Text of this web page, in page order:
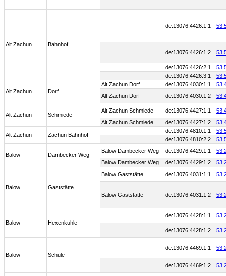
Alt Zachun Bahnhof
de:13076:4426:1:1
de:13076:4426:1:2
de:13076:4426:2:1
de:13076:4426:3:1
Alt Zachun Dorf
Alt Zachun Dorf de:13076:4030:1:1
Alt Zachun Dorf
de:13076:4030:1:2
Alt Zachun Schmiede
Alt Zachun Schmiede de:13076:4427:1:1
Alt Zachun Schmiede
de:13076:4427:1:2
Alt Zachun Zachun Bahnhof
de:13076:4810:1:1
de:13076:4810:2:2
Balow Dambecker Weg
Balow Dambecker Weg de:13076:4429:1:1
Balow Dambecker Weg
de:13076:4429:1:2
Balow Gaststätte
Balow Gaststätte de:13076:4031:1:1
Balow Gaststätte de:13076:4031:1:2
Balow Hexenkuhle
de:13076:4428:1:1
de:13076:4428:1:2
Balow Schule
de:13076:4469:1:1
de:13076:4469:1:2